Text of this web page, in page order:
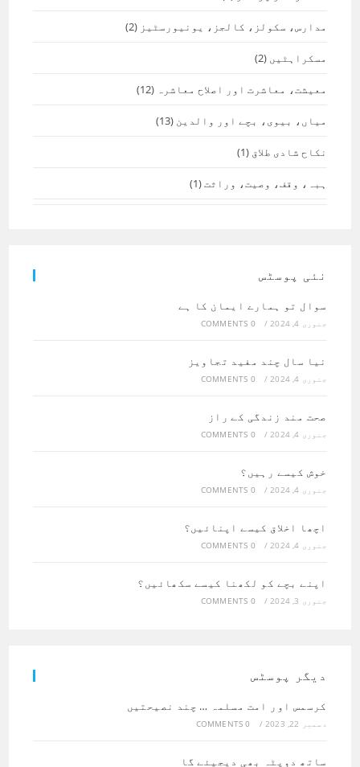
مدارس، سکولز، کالجز، یونیورسٹیز (2)
مسکراہٹیں (2)
معیشت، معاشرت اور اصلاح معاشرہ (12)
میاں، بیوی، بچے اور والدین (13)
نکاح شادی طلاق (1)
ہبہ، وقف، وصیت، وراثت(1)
نئی پوسٹس
سوال تو ہمارے ایمان کا ہے
جنوری 4, 2024 /
0 COMMENTS
نیا سال چند مفید تجاویز
جنوری 4, 2024 /
0 COMMENTS
صحت مند زندگی کے راز
جنوری 4, 2024 /
0 COMMENTS
خوش کیسے رہیں؟
جنوری 4, 2024 /
0 COMMENTS
اچھا اخلاق کیسے اپنائیں؟
جنوری 4, 2024 /
0 COMMENTS
اپنے بچے کو لکھنا کیسے سکھائیں؟
جنوری 3, 2024 /
0 COMMENTS
دیگر پوسٹس
کرسمس اور امت مسلمہ … چند نصیحتیں
دسمبر 22, 2023 /
0 COMMENTS
ساتھ دوپٹہ بھی دیجیئے گا